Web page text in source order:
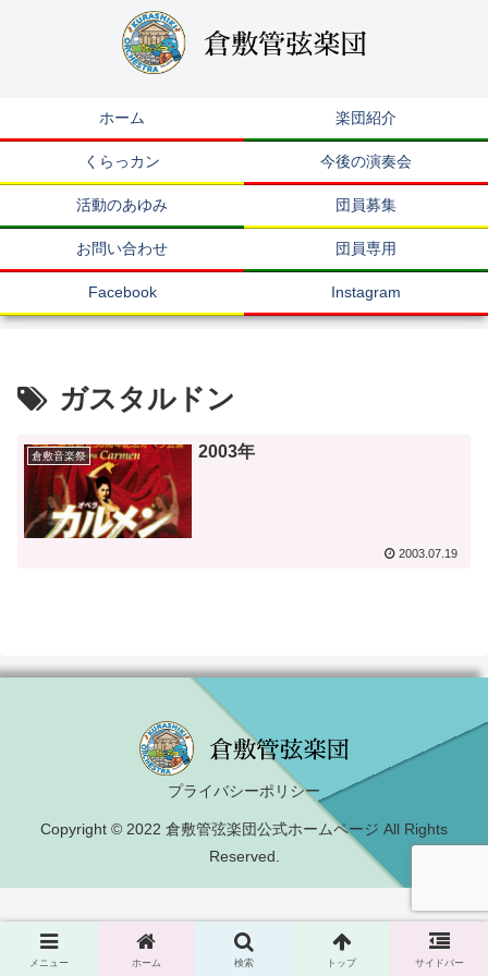
ホーム 楽団紹介
くらっカン 今後の演奏会
活動のあゆみ 団員募集
お問い合わせ 団員専用
Facebook Instagram
ガスタルドン
倉敷音楽祭 2003年
2003.07.19
プライバシーポリシー
Copyright © 2022 倉敷管弦楽団公式ホームページ All Rights
Reserved.
メニュー ホーム 検索 トップ サイドバー